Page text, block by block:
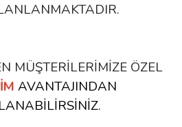
MÜŞTERİLERİMİZE ÖZEL
AVANTAJINDAN